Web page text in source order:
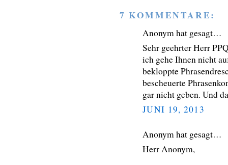
7 KOMMENTARE:
Anonym hat gesagt…
Sehr geehrter Herr
ich gehe Ihnen nicht
bekloppte
bescheuerte
gar nicht geben. Und
JUNI 19, 2013
Anonym hat gesagt…
Herr Anonym,